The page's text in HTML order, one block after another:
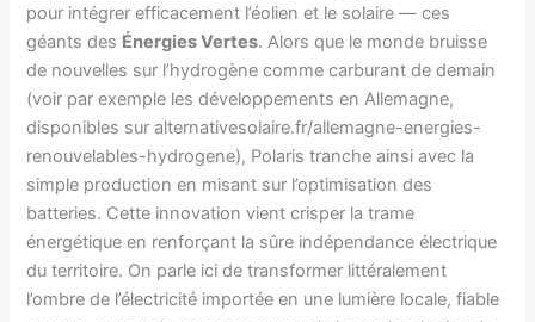
pour intégrer efficacement l’éolien et le solaire — ces
géants des Énergies Vertes. Alors que le monde bruisse
de nouvelles sur l’hydrogène comme carburant de demain
(voir par exemple les développements en Allemagne,
disponibles sur alternativesolaire.fr/allemagne-energies-
renouvelables-hydrogene), Polaris tranche ainsi avec la
simple production en misant sur l’optimisation des
batteries. Cette innovation vient crisper la trame
énergétique en renforçant la sûre indépendance électrique
du territoire. On parle ici de transformer littéralement
l’ombre de l’électricité importée en une lumière locale, fiable